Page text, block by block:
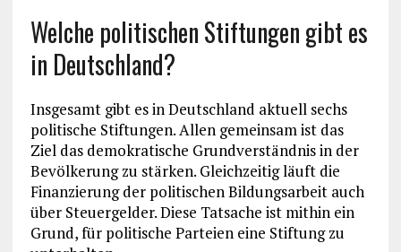
Welche politischen Stiftungen gibt es
in Deutschland?
Insgesamt gibt es in Deutschland aktuell sechs
politische Stiftungen. Allen gemeinsam ist das
Ziel das demokratische Grundverständnis in der
Bevölkerung zu stärken. Gleichzeitig läuft die
Finanzierung der politischen Bildungsarbeit auch
über Steuergelder. Diese Tatsache ist mithin ein
Grund, für politische Parteien eine Stiftung zu